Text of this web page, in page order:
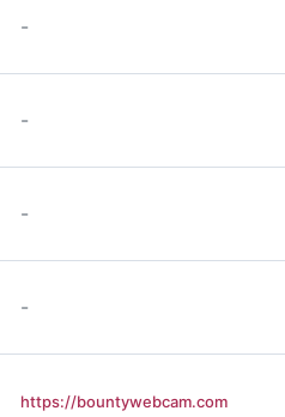
-
-
-
-
https://bountywebcam.com